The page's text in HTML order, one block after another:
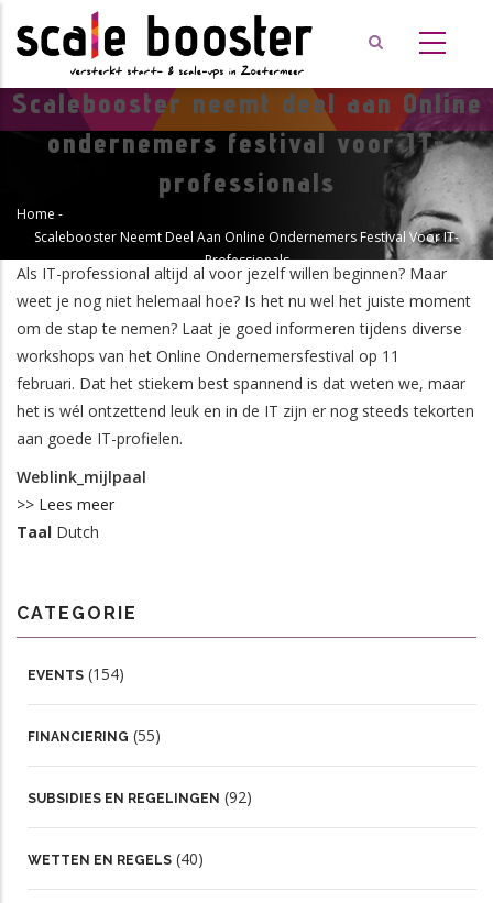
en
deScalebooster neemt deel aan Online
ondernemers festival voor IT-
professionals
Kruimelpad
Home -
Scalebooster Neemt Deel Aan Online Ondernemers Festival Voor IT-
Professionals
Als IT-professional altijd al voor jezelf willen beginnen? Maar
weet je nog niet helemaal hoe? Is het nu wel het juiste moment
om de stap te nemen? Laat je goed informeren tijdens diverse
workshops van het Online Ondernemersfestival op 11
februari. Dat het stiekem best spannend is dat weten we, maar
het is wél ontzettend leuk en in de IT zijn er nog steeds tekorten
aan goede IT-profielen.
Weblink_mijlpaal
>> Lees meer
Taal Dutch
CATEGORIE
EVENTS (154)
FINANCIERING (55)
SUBSIDIES EN REGELINGEN (92)
WETTEN EN REGELS (40)